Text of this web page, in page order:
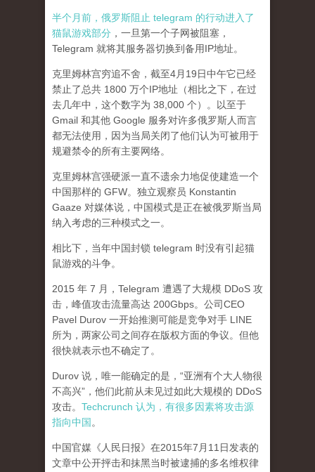
半个月前，俄罗斯阻止 telegram 的行动进入了
猫鼠游戏部分 ，一旦第一个子网被阻塞，
Telegram 就将其服务器切换到备用IP地址。
克里姆林宫穷追不舍，截至4月19日中午它已经
禁止了总共 1800 万个IP地址（相比之下，在过
去几年中，这个数字为 38,000 个）。以至于
Gmail 和其他 Google 服务对许多俄罗斯人而言
都无法使用，因为当局关闭了他们认为可被用于
规避禁令的所有主要网络。
克里姆林宫强硬派一直不遗余力地促使建造一个
中国那样的 GFW。独立观察员 Konstantin
Gaaze 对媒体说，中国模式是正在被俄罗斯当局
纳入考虑的三种模式之一。
相比下，当年中国封锁 telegram 时没有引起猫
鼠游戏的斗争。
2015 年 7 月，Telegram 遭遇了大规模 DDoS 攻
击，峰值攻击流量高达 200Gbps。公司CEO
Pavel Durov 一开始推测可能是竞争对手 LINE
所为，两家公司之间存在版权方面的争议。但他
很快就表示也不确定了。
Durov 说，唯一能确定的是，“亚洲有个大人物很
不高兴”，他们此前从未见过如此大规模的 DDoS
攻击。 Techcrunch 认为，有很多因素将攻击源
指向中国 。
中国官媒《人民日报》在2015年7月11日发表的
文章中公开抨击和抹黑当时被逮捕的多名维权律